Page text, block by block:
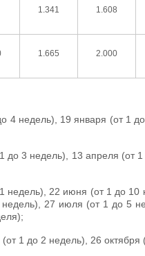
1.341 1.608
1.665 2.000
4 недель), 19 января (от 1
до 3 недель), 13 апреля (от
недель), 22 июня (от 1 до 10
27 июля (от 1 до 5
1 до 2 недель), 26 октября